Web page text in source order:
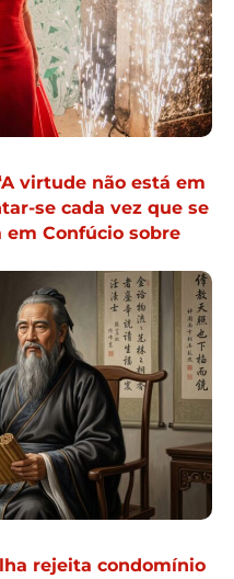
virtude não está em
se cada vez que se
em Confúcio sobre
rejeita condomínio